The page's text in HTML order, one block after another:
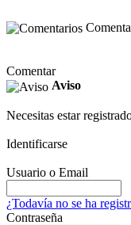
Comentar
Aviso
Necesitas estar
Identificarse
Usuario o Email
¿Todavía no se ha
Contraseña